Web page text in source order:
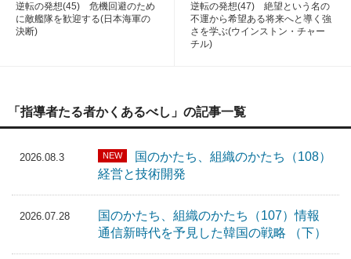
逆転の発想(45) 危機回避のため
に敵艦隊を歓迎する(日本海軍の
決断)
逆転の発想(47) 絶望という名の
不運から希望ある将来へと導く強
さを学ぶ(ウインストン・チャー
チル)
「指導者たる者かくあるべし」の記事一覧
2026.08.3 NEW
国のかたち、組織のかたち（108）
経営と技術開発
2026.07.28
国のかたち、組織のかたち（107）情報
通信新時代を予見した韓国の戦略 （下）